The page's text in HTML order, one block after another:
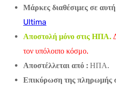
Μάρκες διαθέσιμες σε
Ultima
Αποστολή μόνο στις ΗΠΑ.
τον υπόλοιπο κόσμο.
Αποστέλλεται από : ΗΠΑ.
Επικύρωση της πληρωμής